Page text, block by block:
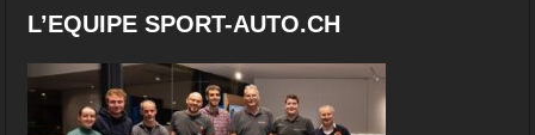
L’EQUIPE SPORT-AUTO.CH